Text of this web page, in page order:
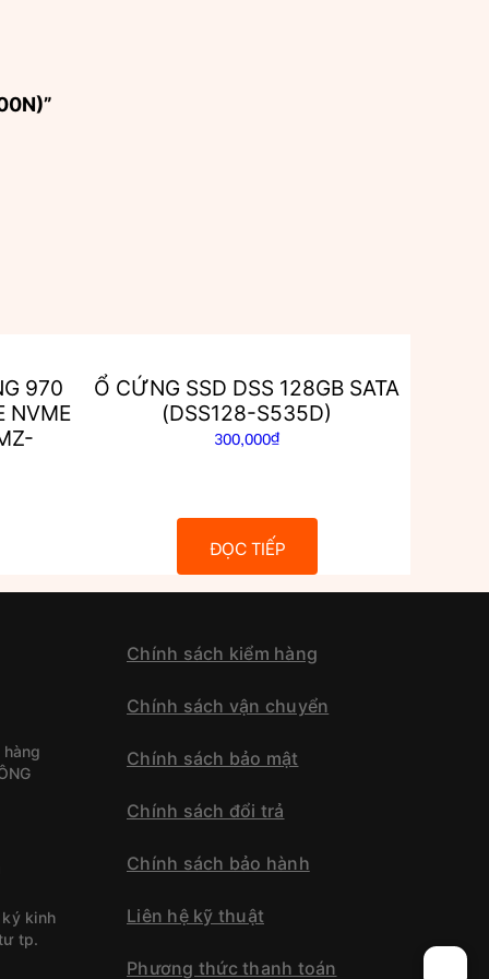
970
NVME
Ổ CỨNG SSD DSS 128GB SATA
(DSS128-S535D)
300,000₫
ĐỌC TIẾP
kinh
tp.
Chính sách kiểm hàng
Chính sách vận chuyển
Chính sách bảo mật
Chính sách đổi trả
Chính sách bảo hành
Liên hệ kỹ thuật
Phương thức thanh toán